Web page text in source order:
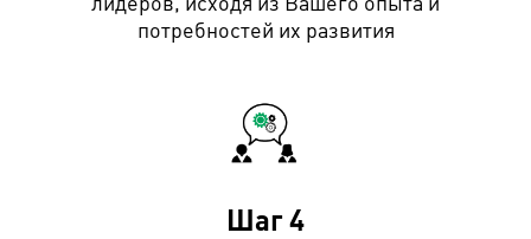
потребностей их развития
Шаг4